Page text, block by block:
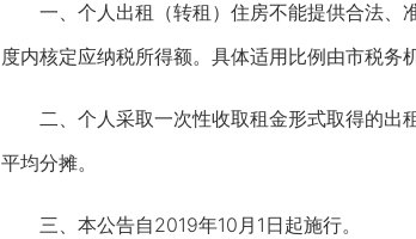
一、个人出租（转租）住房不能提供合法、
度内核定应纳税所得额。具体适用比例由市税务
二、个人采取一次性收取租金形式取得的出
平均分摊。
三、本公告自2019年10月1日起施行。